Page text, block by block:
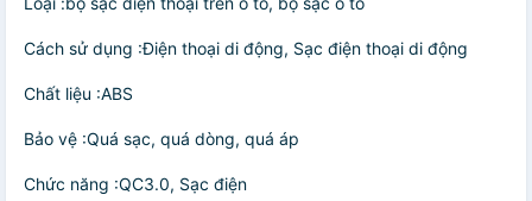
Cách sử dụng :Điện thoại di động, Sạc điện thoại di động
Chất liệu :ABS
Bảo vệ :Quá sạc, quá dòng, quá áp
Chức năng :QC3.0, Sạc điện